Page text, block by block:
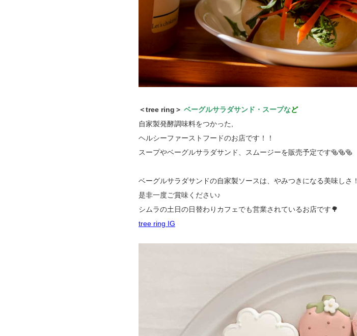
＜tree ring＞ ベーグルサラダサンド・スープなど
自家製発酵調味料をつかった,
ヘルシーファーストフードのお店です！！
スープやベーグルサラダサンド、スムージーを販売予定です🥯🥯🥯
ベーグルサラダサンドの自家製ソースは、やみつきになる美味しさ！
是非一度ご賞味ください♪
シムラの土日の日替わりカフェでも営業されているお店です🌳
tree ring IG